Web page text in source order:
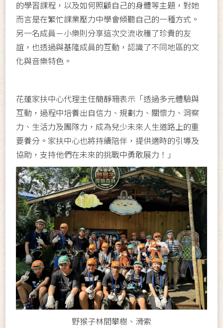
的學習課程，以及如何照顧自己的身體等主題，對她
而言是在繁忙課業壓力中學會傾聽自己的一種方式。
另一名成員－小樂則分享這次交流收穫了珍貴的友
誼，也透過與基隆成員的互動，認識了不同地區的文
化與音樂特色。
花蓮家扶中心代理主任簡靜珊表示「透過多元體驗與
互動，過程中培養出自信力、規劃力、關懷力、洞察
力、生活力及團隊力，成為兒少未來人生道路上的重
要養分。家扶中心也將持續陪伴，提供適時的引導及
協助，支持他們在未來的挑戰中勇敢展力！」
野猴子林間攀樹、滑索